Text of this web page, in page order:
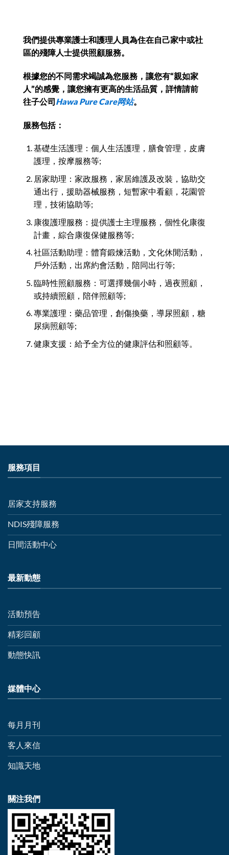
我們提供專業護士和護理人員為住在自己家中或社
區的殘障人士提供照顧服務。
根據您的不同需求竭誠為您服務，讓您有“親如家
人”的感覺，讓您擁有更高的生活品質，詳情請前
往子公司Hawa Pure Care网站。
服務包括：
基礎生活護理：個人生活護理，膳食管理，皮膚
護理，按摩服務等;
居家助理：家政服務，家居維護及改裝，協助交
通出行，援助器械服務，短暫家中看顧，花園管
理，技術協助等;
康復護理服務：提供護士主理服務，個性化康復
計畫，綜合康復保健服務等;
社區活動助理：體育鍛煉活動，文化休閒活動，
戶外活動，出席約會活動，陪同出行等;
臨時性照顧服務：可選擇幾個小時，過夜照顧，
或持續照顧，陪伴照顧等;
專業護理：藥品管理，創傷換藥，導尿照顧，糖
尿病照顧等;
健康支援：給予全方位的健康評估和照顧等。
服務項目
居家支持服務
NDIS殘障服務
日間活動中心
最新動態
活動預告
精彩回顧
動態快訊
媒體中心
每月月刊
客人來信
知識天地
關注我們